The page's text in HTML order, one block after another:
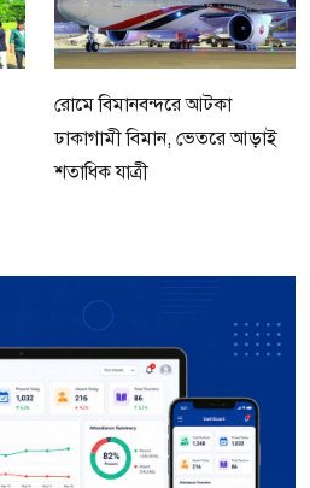
রোমে বিমানবন্দরে আটকা
ঢাকাগামী বিমান, ভেতরে আড়াই
শতাধিক যাত্রী